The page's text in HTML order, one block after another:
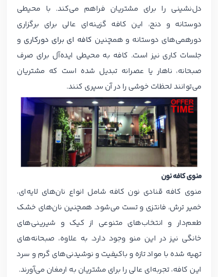
دل‌نشینی را برای مشتریان فراهم می‌کند. با محیطی
دوستانه و دنج، این کافه گزینه‌ای عالی برای برگزاری
دورهمی‌های دوستانه و همچنین کافه ای برای دورکاری و
جلسات کاری نیز است. کافه به محیطی ایده‌آل برای صرف
صبحانه، ناهار یا عصرانه تبدیل شده است که مشتریان
می‌توانند لحظات خوشی را در آن سپری کنند.
منوی کافه نون
منوی کافه قنادی نون کافه شامل انواع نان‌های لایه‌ای،
خمیر ترش، فانتزی و تست می‌شود. همچنین نان‌های خشک
طعم‌دار و انتخاب‌های متنوعی از کیک و شیرینی‌های
خانگی نیز در این منو وجود دارد. به علاوه، صبحانه‌های
تهیه شده با مواد تازه و باکیفیت و نوشیدنی‌های گرم و سرد
این کافه، تجربه‌ای عالی را برای مشتریان به ارمغان می‌آورند.